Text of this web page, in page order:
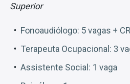
Superior
Fonoaudiólogo: 5 vagas + CR
Terapeuta Ocupacional: 3
Assistente Social: 1 vaga